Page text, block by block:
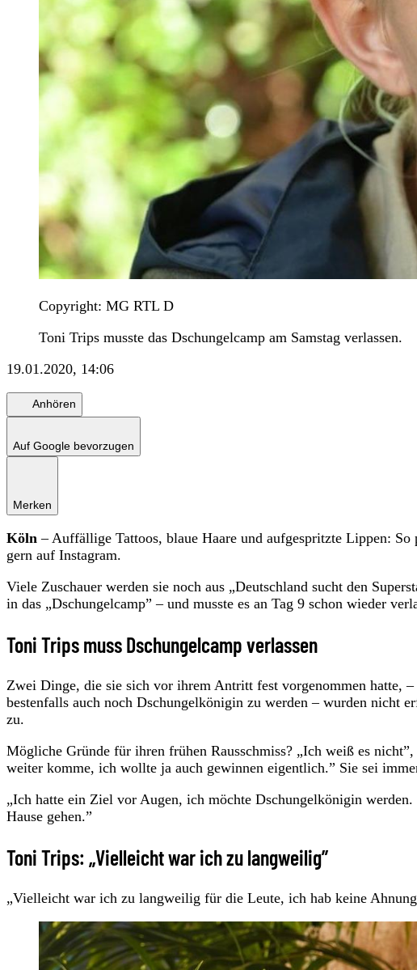
Copyright: MG RTL D
Toni Trips musste das Dschungelcamp am Samstag verlassen.
19.01.2020, 14:06
Anhören
Auf Google bevorzugen
Merken
Köln – Auffällige Tattoos, blaue Haare und aufgespritzte Lippen:
gern auf Instagram.
Viele Zuschauer werden sie noch aus „Deutschland sucht den
in das „Dschungelcamp” – und musste es an Tag 9 schon wieder
Toni Trips muss Dschungelcamp verlassen
Zwei Dinge, die sie sich vor ihrem Antritt fest vorgenommen hatte,
bestenfalls auch noch Dschungelkönigin zu werden – wurden nicht
zu.
Mögliche Gründe für ihren frühen Rausschmiss? „Ich weiß es
weiter komme, ich wollte ja auch gewinnen eigentlich.” Sie sei
„Ich hatte ein Ziel vor Augen, ich möchte Dschungelkönigin
Hause gehen.”
Toni Trips: „Vielleicht war ich zu langweilig”
„Vielleicht war ich zu langweilig für die Leute, ich hab keine